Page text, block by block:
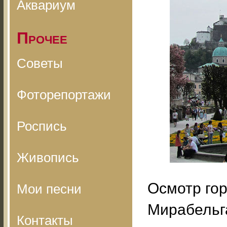
Аквариум
Прочее
Советы
Фоторепортажи
Роспись
Живопись
Мои песни
Контакты
Осмотр